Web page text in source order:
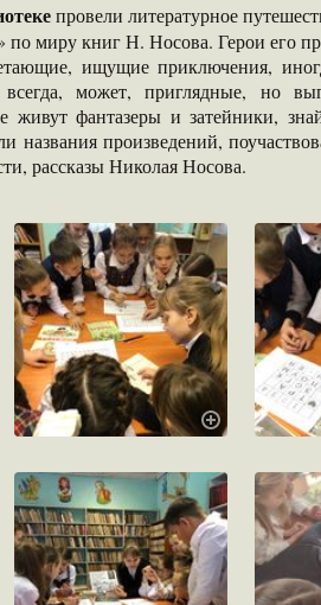
провели литературное
по миру книг Н. Носова. Герои его
ищущие приключения,
может, приглядные, но
живут фантазеры и затейники,
названия произведений,
рассказы Николая Носова.